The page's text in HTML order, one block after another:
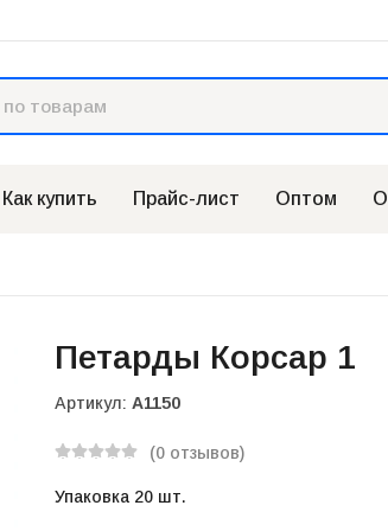
Как купить Прайс-лист Оптом
Петарды Корсар 1
Артикул: А1150
(0 отзывов)
Упаковка 20 шт.